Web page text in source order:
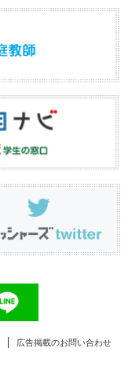
広告掲載のお問い合わせ